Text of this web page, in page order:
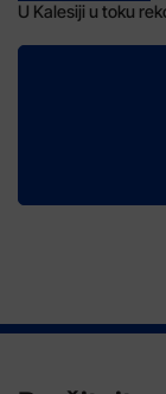
U Kalesiji u toku